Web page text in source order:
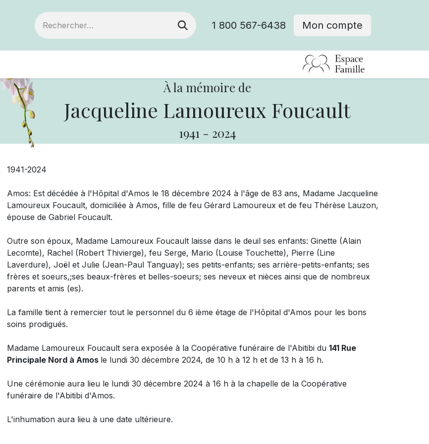
1 800 567-6438 Mon compte
À la mémoire de
Jacqueline Lamoureux Foucault
1941 - 2024
1941-2024
Amos: Est décédée à l'Hôpital d'Amos le 18 décembre 2024 à l'âge de 83 ans, Madame Jacqueline
Lamoureux Foucault, domiciliée à Amos, fille de feu Gérard Lamoureux et de feu Thérèse Lauzon,
épouse de Gabriel Foucault.
Outre son époux, Madame Lamoureux Foucault laisse dans le deuil ses enfants: Ginette (Alain
Lecomte), Rachel (Robert Thivierge), feu Serge, Mario (Louise Touchette), Pierre (Line
Laverdure), Joël et Julie (Jean-Paul Tanguay); ses petits-enfants; ses arrière-petits-enfants; ses
frères et soeurs,;ses beaux-frères et belles-soeurs; ses neveux et nièces ainsi que de nombreux
parents et amis (es).
La famille tient à remercier tout le personnel du 6 ième étage de l'Hôpital d'Amos pour les bons
soins prodigués.
Madame Lamoureux Foucault sera exposée à la Coopérative funéraire de l'Abitibi du 141 Rue
Principale Nord à Amos le lundi 30 décembre 2024, de 10 h à 12 h et de 13 h à 16 h.
Une cérémonie aura lieu le lundi 30 décembre 2024 à 16 h à la chapelle de la Coopérative
funéraire de l'Abitibi d'Amos.
L'inhumation aura lieu à une date ultérieure.